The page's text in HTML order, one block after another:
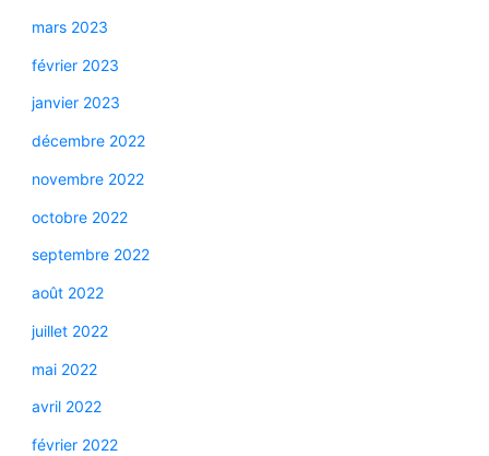
mars 2023
février 2023
janvier 2023
décembre 2022
novembre 2022
octobre 2022
septembre 2022
août 2022
juillet 2022
mai 2022
avril 2022
février 2022